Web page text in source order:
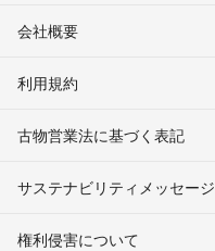
会社概要
利用規約
古物営業法に基づく表記
サステナビリティメッセージ
権利侵害について